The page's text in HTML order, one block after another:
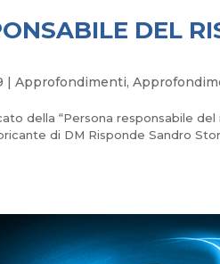
DEL
|Approfondimenti,
della “Persona responsabile
di DM Risponde Sandro